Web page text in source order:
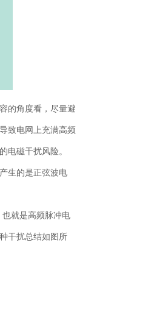
的角度看，尽量避
致电网上充满高频
电磁干扰风险。
生的是正弦波电
就是高频脉冲电
干扰总结如图所